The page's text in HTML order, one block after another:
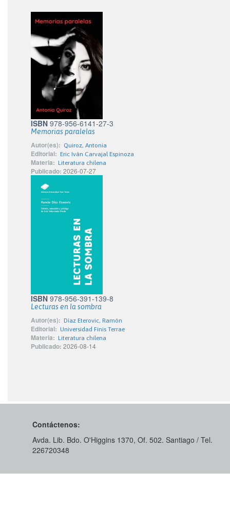
ISBN 978-956-6141-27-3
Memorias paralelas
Autor(es): Quiroz, Antonia
Editorial: Eric Iván Carvajal Espinoza
Materia: Literatura chilena
Publicado: 2026-07-27
ISBN 978-956-391-139-8
Lecturas en la sombra
Autor(es): Díaz Eterovic, Ramón
Editorial: Universidad Finis Terrae
Materia: Literatura chilena
Publicado: 2026-08-14
Contáctenos:
Avda. Lib. Bdo. O'Higgins 1370, Of. 502. Santiago / Tel.
226720348